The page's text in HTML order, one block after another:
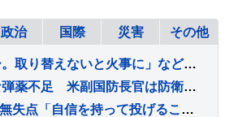
政治 国際 災害 その他
「給湯器にエラー。取り替えないと火事に」などとウソ…給湯器点検業者になりすまし工事代金だまし取ろうとしたか 建築会社社長の男ら2人逮捕 東京・足立区
アメリカ・深刻な弾薬不足 米副国防長官は防衛関連企業に増産を求める書簡を送る
山本由伸 6回途中無失点「自信を持って投げることができた」勝敗付かずもチームの連敗ストップ「みんなの気持ちが1つになった」